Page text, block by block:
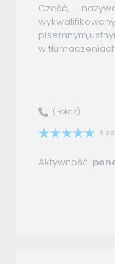
Cześć,
w
(Pokaż)
9
Aktywność: